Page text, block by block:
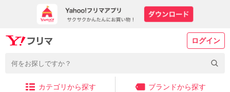
ログイン
カテゴリから探す ブランドから探す